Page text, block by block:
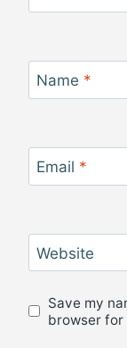
Name *
Email *
Website
Save my
browser for